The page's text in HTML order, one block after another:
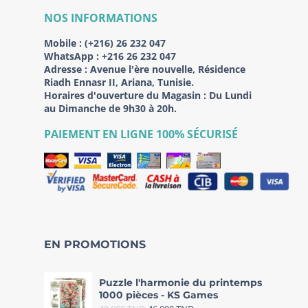
NOS INFORMATIONS
Mobile : (+216) 26 232 047
WhatsApp : +216 26 232 047
Adresse : Avenue l'ère nouvelle, Résidence
Riadh Ennasr II, Ariana, Tunisie.
Horaires d'ouverture du Magasin : Du Lundi
au Dimanche de 9h30 à 20h.
PAIEMENT EN LIGNE 100% SÉCURISÉ
EN PROMOTIONS
Puzzle l'harmonie du printemps
1000 pièces - KS Games